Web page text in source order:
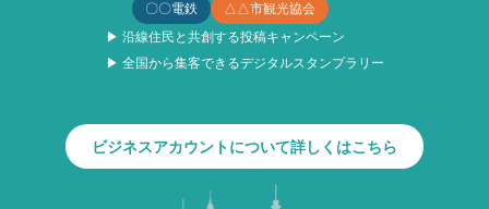
〇〇電鉄
△△市観光協会
▶ 沿線住民と共創する投稿キャンペーン
▶ 全国から集客できるデジタルスタンプラリー
ビジネスアカウントについて詳しくはこちら